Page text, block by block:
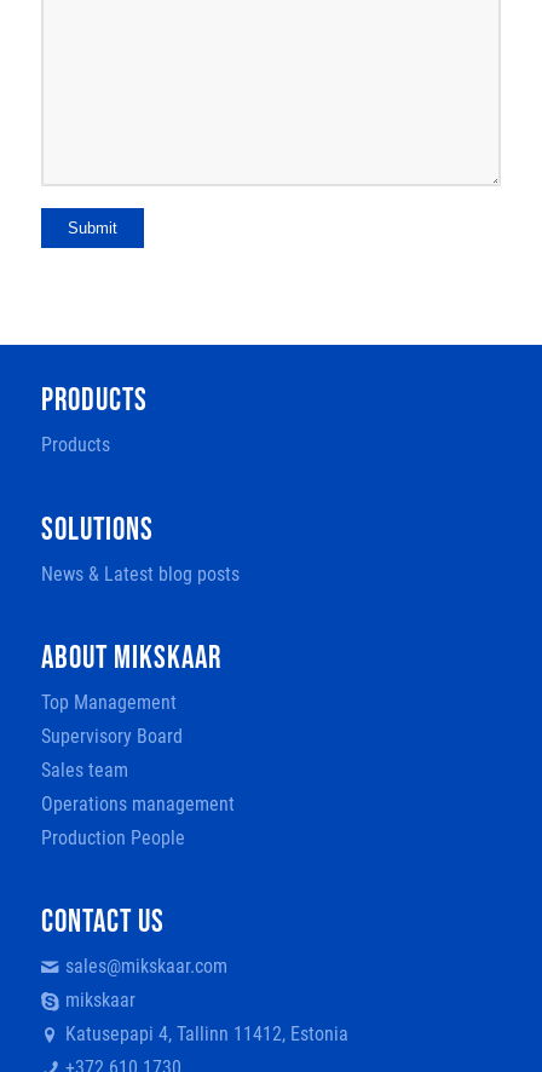
Submit
PRODUCTS
Products
SOLUTIONS
News & Latest blog posts
ABOUT MIKSKAAR
Top Management
Supervisory Board
Sales team
Operations management
Production People
CONTACT US
sales@mikskaar.com
mikskaar
Katusepapi 4, Tallinn 11412, Estonia